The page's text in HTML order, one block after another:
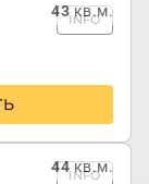
43кв.м.
INFO
44кв.м.
INFO